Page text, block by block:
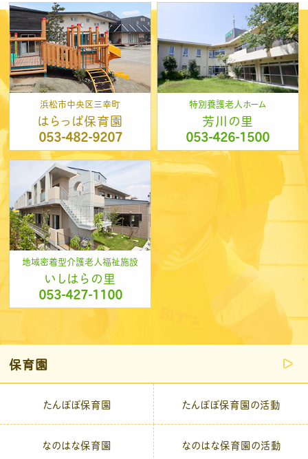
浜松市中央区三幸町
はらっぱ保育園
053-482-9207
特別養護老人ホーム
芳川の里
053-426-1500
地域密着型介護老人福祉施設
いしはらの里
053-427-1100
保育園
たんぽぽ保育園 たんぽぽ保育園の活動
なのはな保育園 なのはな保育園の活動